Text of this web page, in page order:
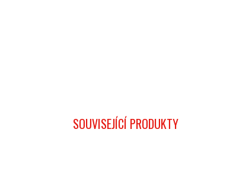
SOUVISEJÍCÍ PRODUKTY